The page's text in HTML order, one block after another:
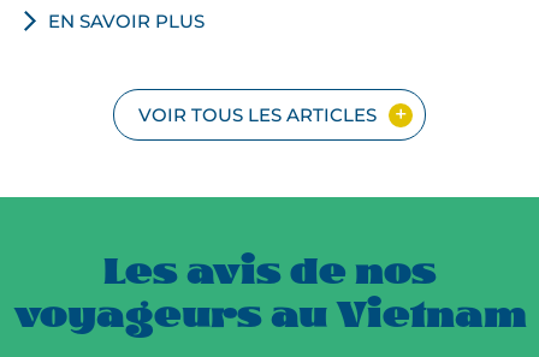
EN SAVOIR PLUS
VOIR TOUS LES ARTICLES
Les avis de nos
voyageurs au Vietnam